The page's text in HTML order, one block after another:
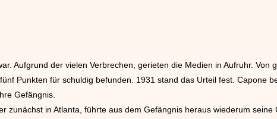
Aufgrund der vielen Verbrechen, gerieten die Medien in Aufruhr. Von
Punkten für schuldig befunden. 1931 stand das Urteil fest. Capone
Gefängnis.
zunächst in Atlanta, führte aus dem Gefängnis heraus wiederum